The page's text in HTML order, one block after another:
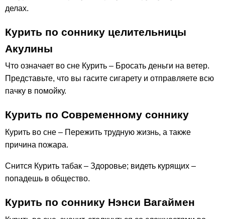
делах.
Курить по соннику целительницы
Акулины
Что означает во сне Курить – Бросать деньги на ветер.
Представьте, что вы гасите сигарету и отправляете всю
пачку в помойку.
Курить по Современному соннику
Курить во сне – Пережить трудную жизнь, а также
причина пожара.
Снится Курить табак – Здоровье; видеть курящих –
попадешь в общество.
Курить по соннику Нэнси Вагаймен